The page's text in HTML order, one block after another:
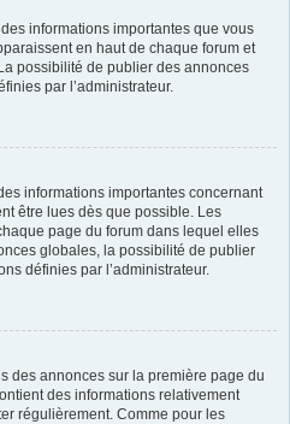
informations importantes que vous
en haut de chaque forum et
possibilité de publier des annonces
par l’administrateur.
informations importantes concernant
être lues dès que possible. Les
page du forum dans lequel elles
globales, la possibilité de publier
définies par l’administrateur.
des annonces sur la première page du
des informations relativement
régulièrement. Comme pour les